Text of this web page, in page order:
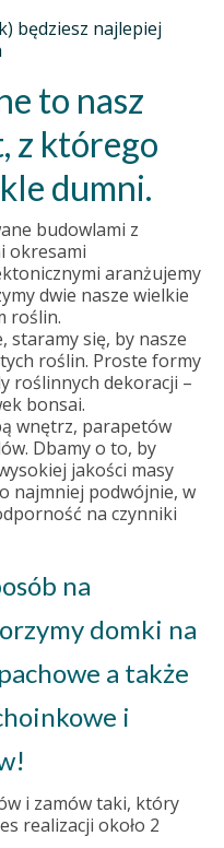
będziesz najlepiej
to nasz
z którego
dumni.
budowlami z
okresami
aranżujemy
dwie nasze wielkie
roślin.
staramy się, by nasze
roślin. Proste formy
roślinnych dekoracji –
bonsai.
wnętrz, parapetów
Dbamy o to, by
jakości masy
najmniej podwójnie, w
na czynniki
na
domki na
a także
i
i zamów taki, który
realizacji około 2